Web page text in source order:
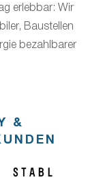
erlebbar: Wir
Baustellen
bezahlbarer
&